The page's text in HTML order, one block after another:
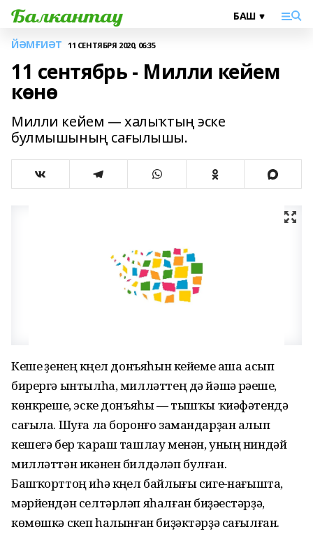
ЙӘМҒИӘТ 11 СЕНТЯБРЯ 2020, 06:35
11 сентябрь - Милли кейем
көнө
Милли кейем — халыҡтың эске
булмышының сағылышы.
Кеше үҙенең күңел донъяһын кейеме аша асып
бирергә ынтылһа, милләттең дә йәшәү рәүеше,
көнкүреше, эске донъяһы — тышҡы ҡиәфәтендә
сағыла. Шуға ла боронғо замандарҙан алып
кешегә бер ҡараш ташлау менән, уның ниндәй
милләттән икәнен билдәләп булған.
Башҡорттоң иһә күңел байлығы сигеү-нағышта,
мәрйендән селтәрләп яһалған биҙәүестәрҙә,
көмөшкә сүкеп һалынған биҙәктәрҙә сағылған.